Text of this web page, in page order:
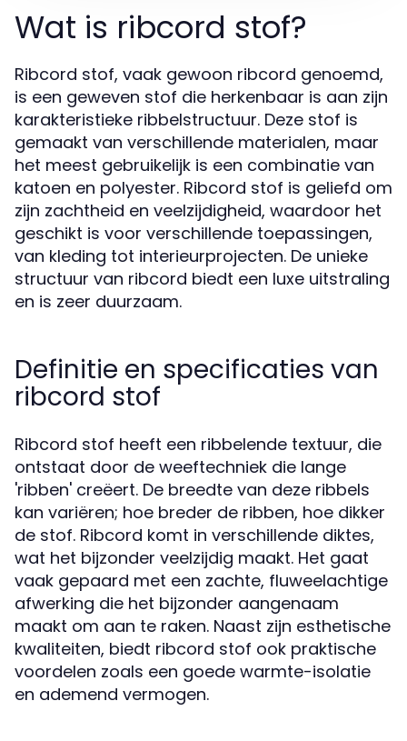
Wat is ribcord stof?
Ribcord stof, vaak gewoon ribcord genoemd,
is een geweven stof die herkenbaar is aan zijn
karakteristieke ribbelstructuur. Deze stof is
gemaakt van verschillende materialen, maar
het meest gebruikelijk is een combinatie van
katoen en polyester. Ribcord stof is geliefd om
zijn zachtheid en veelzijdigheid, waardoor het
geschikt is voor verschillende toepassingen,
van kleding tot interieurprojecten. De unieke
structuur van ribcord biedt een luxe uitstraling
en is zeer duurzaam.
Definitie en specificaties van
ribcord stof
Ribcord stof heeft een ribbelende textuur, die
ontstaat door de weeftechniek die lange
'ribben' creëert. De breedte van deze ribbels
kan variëren; hoe breder de ribben, hoe dikker
de stof. Ribcord komt in verschillende diktes,
wat het bijzonder veelzijdig maakt. Het gaat
vaak gepaard met een zachte, fluweelachtige
afwerking die het bijzonder aangenaam
maakt om aan te raken. Naast zijn esthetische
kwaliteiten, biedt ribcord stof ook praktische
voordelen zoals een goede warmte-isolatie
en ademend vermogen.